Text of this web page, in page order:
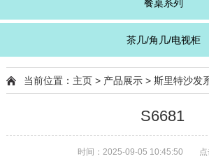
餐桌系列
茶几/角几/电视柜
当前位置： 主页> 产品展示> 斯里特沙发
S6681
时间：2025-09-05 10:45:50